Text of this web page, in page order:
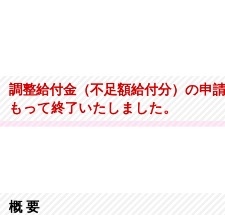
調整給付金（不足額給付分）の申
もって終了いたしました。
概 要